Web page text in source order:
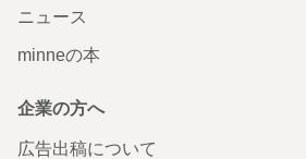
ニュース
minneの本
企業の方へ
広告出稿について